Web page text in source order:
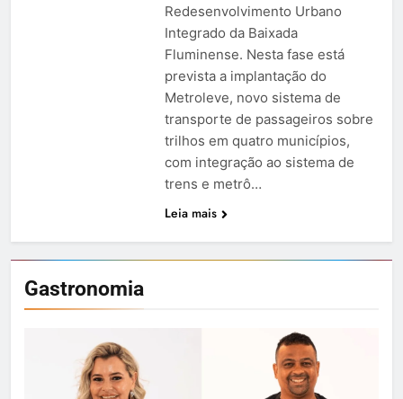
Gastronomia
Redesenvolvimento Urbano
Integrado da Baixada
Fluminense. Nesta fase está
prevista a implantação do
Metroleve, novo sistema de
transporte de passageiros sobre
trilhos em quatro municípios,
com integração ao sistema de
trens e metrô…
Leia mais